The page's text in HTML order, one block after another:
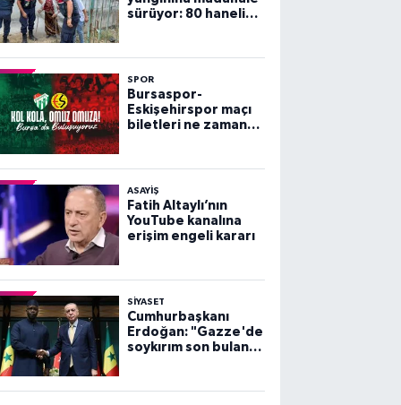
sürüyor: 80 haneli
SPOR
Bursaspor-
Eskişehirspor maçı
biletleri ne zaman
ASAYİŞ
Fatih Altaylı’nın
YouTube kanalına
erişim engeli kararı
SİYASET
Cumhurbaşkanı
Erdoğan: "Gazze'de
soykırım son bulana